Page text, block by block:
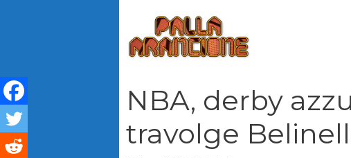
NBA, derby
travolge